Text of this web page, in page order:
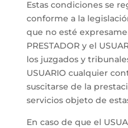
Estas condiciones se
conforme a la
que no esté
PRESTADOR y el
los juzgados y
USUARIO cualquier
suscitarse de la
servicios objeto de
En caso de que el